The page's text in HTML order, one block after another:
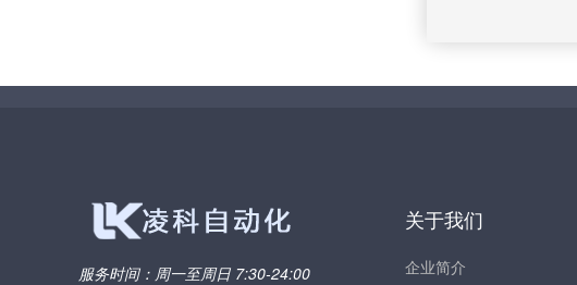
服务时间： 周一至周日 7:30-24:00
关于我们
企业简介